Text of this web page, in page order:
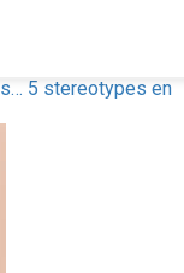
5 stereotypes en